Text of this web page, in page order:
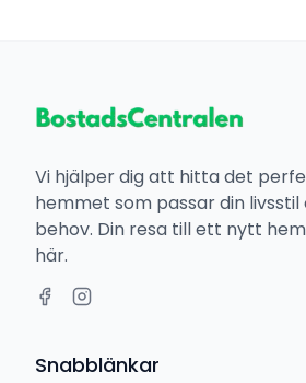
Vi hjälper dig att hitta det
hemmet som passar din livsstil
behov. Din resa till ett nytt
här.
Snabblänkar